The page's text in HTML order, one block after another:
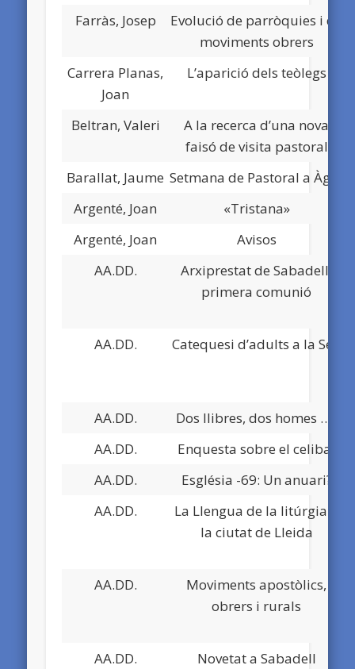
Farràs, Josep
Evolució de parròquies i de
moviments obrers
Carrera Planas,
Joan
L’aparició dels teòlegs
Beltran, Valeri
A la recerca d’una nova
faisó de visita pastoral
Barallat, Jaume Setmana de Pastoral a Àger
Argenté, Joan
«Tristana»
Argenté, Joan
Avisos
AA.DD.
Arxiprestat de Sabadell:
primera comunió
AA.DD. Catequesi d’adults a la Seu
AA.DD.
Dos llibres, dos homes …..
AA.DD.
Enquesta sobre el celibat
AA.DD.
Església -69: Un anuari?
AA.DD.
La Llengua de la litúrgia a
la ciutat de Lleida
AA.DD.
Moviments apostòlics,
obrers i rurals
AA.DD.
Novetat a Sabadell